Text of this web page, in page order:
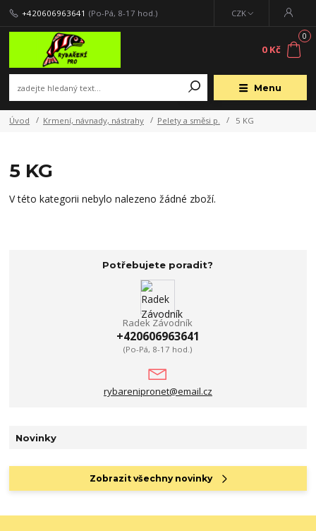
Menu
CZK
+420606963641 (Po-Pá, 8-17 hod.)
0
0 Kč
Úvod Krmení, návnady, nástrahy Pelety a směsi p. 5 KG
5 KG
V této kategorii nebylo nalezeno žádné zboží.
Potřebujete poradit?
Radek Závodník
+420606963641
(Po-Pá, 8-17 hod.)
rybarenipronet@email.cz
Novinky
Zobrazit všechny novinky